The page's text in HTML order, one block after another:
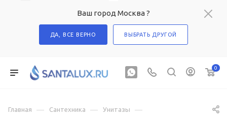
Ваш город Москва ?
ДА, ВСЕ ВЕРНО ВЫБРАТЬ ДРУГОЙ
0
Главная — Сантехника — Унитазы —